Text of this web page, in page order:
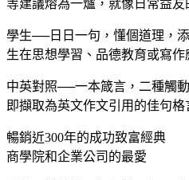
等建議熔為一爐，就像日常益
學生──日日一句，懂個道理，
生在思想學習、品德教育或寫
中英對照──一本箴言，二種觸
即擷取為英文作文引用的佳句格
暢銷近300年的成功致富經典
商學院和企業公司的最愛